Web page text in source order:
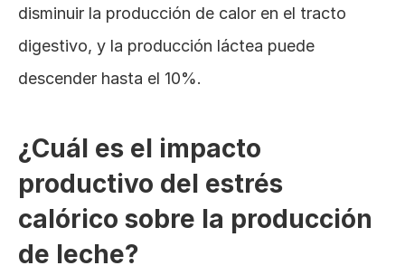
disminuir la producción de calor en el tracto
digestivo, y la producción láctea puede
descender hasta el 10%.
¿Cuál es el impacto
productivo del estrés
calórico sobre la producción
de leche?